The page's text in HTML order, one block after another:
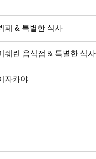
페 & 특별한 식사
쉐린 음식점 & 특별한 식사
자카야